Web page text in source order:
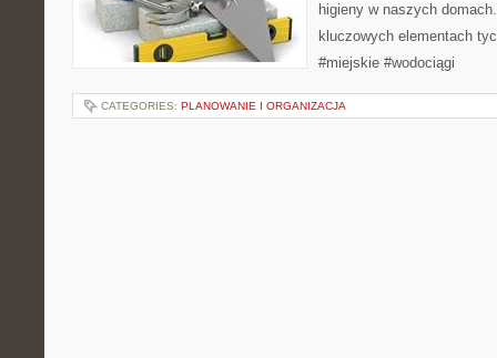
higieny w naszych
kluczowych elementach
#miejskie #wodociągi
CATEGORIES: PLANOWANIE I ORGANIZACJA